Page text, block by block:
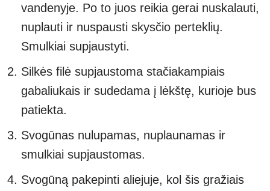
vandenyje. Po to juos reikia gerai nuskalauti,
nuplauti ir nuspausti skysčio perteklių.
Smulkiai supjaustyti.
Silkės filė supjaustoma stačiakampiais
gabaliukais ir sudedama į lėkštę, kurioje bus
patiekta.
Svogūnas nulupamas, nuplaunamas ir
smulkiai supjaustomas.
Svogūną pakepinti aliejuje, kol šis gražiais